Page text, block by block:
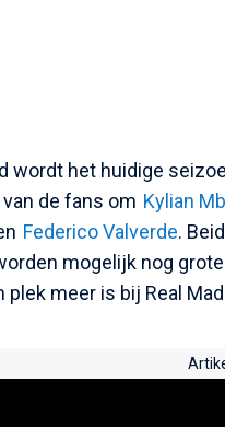
wordt het huidige
de fans om Kylian
Federico Valverde.
mogelijk nog
plek meer is bij Real